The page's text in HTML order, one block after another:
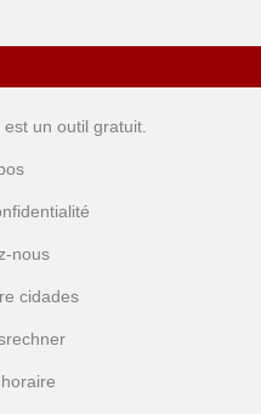
est un outil gratuit.
nous
cidades